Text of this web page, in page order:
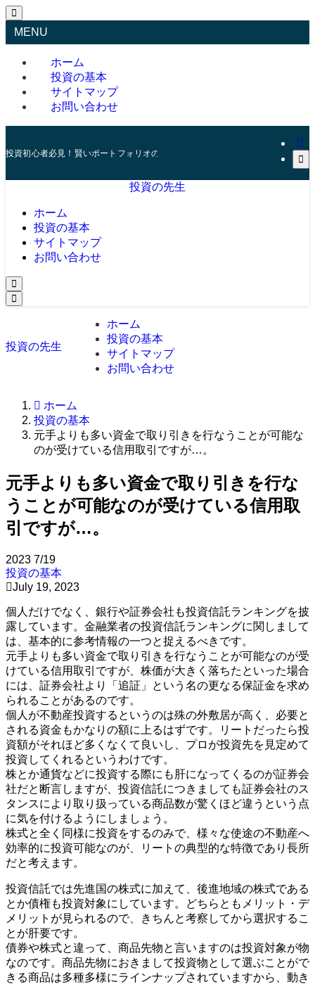
MENU
ホーム
投資の基本
サイトマップ
お問い合わせ
投資初心者必見！賢いポートフォリオの組み方とリスク管理の秘訣
投資の先生
ホーム
投資の基本
サイトマップ
お問い合わせ
投資の先生
ホーム
投資の基本
サイトマップ
お問い合わせ
ホーム
投資の基本
元手よりも多い資金で取り引きを行なうことが可能な
のが受けている信用取引ですが…。
元手よりも多い資金で取り引きを行な
うことが可能なのが受けている信用取
引ですが…。
2023 7/19
投資の基本
July 19, 2023
個人だけでなく、銀行や証券会社も投資信託ランキングを披
露しています。金融業者の投資信託ランキングに関しまして
は、基本的に参考情報の一つと捉えるべきです。
元手よりも多い資金で取り引きを行なうことが可能なのが受
けている信用取引ですが、株価が大きく落ちたといった場合
には、証券会社より「追証」という名の更なる保証金を求め
られることがあるのです。
個人が不動産投資するというのは殊の外敷居が高く、必要と
される資金もかなりの額に上るはずです。リートだったら投
資額がそれほど多くなくて良いし、プロが投資先を見定めて
投資してくれるというわけです。
株とか通貨などに投資する際にも肝になってくるのが証券会
社だと断言しますが、投資信託につきましても証券会社のス
タンスにより取り扱っている商品数が驚くほど違うという点
に気を付けるようにしましょう。
株式と全く同様に投資をするのみで、様々な使途の不動産へ
効率的に投資可能なのが、リートの典型的な特徴であり長所
だと考えます。
投資信託では先進国の株式に加えて、後進地域の株式である
とか債権も投資対象にしています。どちらともメリット・デ
メリットが見られるので、きちんと考察してから選択するこ
とが肝要です。
債券や株式と違って、商品先物と言いますのは投資対象が物
なのです。商品先物におきまして投資物として選ぶことがで
きる商品は多種多様にラインナップされていますから、動き